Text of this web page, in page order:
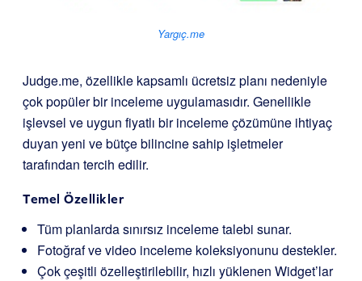
Yargıç.me
Judge.me, özellikle kapsamlı ücretsiz planı nedeniyle
çok popüler bir inceleme uygulamasıdır. Genellikle
işlevsel ve uygun fiyatlı bir inceleme çözümüne ihtiyaç
duyan yeni ve bütçe bilincine sahip işletmeler
tarafından tercih edilir.
Temel Özellikler
Tüm planlarda sınırsız inceleme talebi sunar.
Fotoğraf ve video inceleme koleksiyonunu destekler.
Çok çeşitli özelleştirilebilir, hızlı yüklenen Widget’lar